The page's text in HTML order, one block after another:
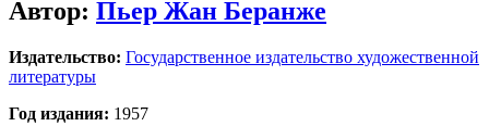
Автор: Пьер Жан Беранже
Издательство: Государственное издательство художественной
литературы
Год издания: 1957